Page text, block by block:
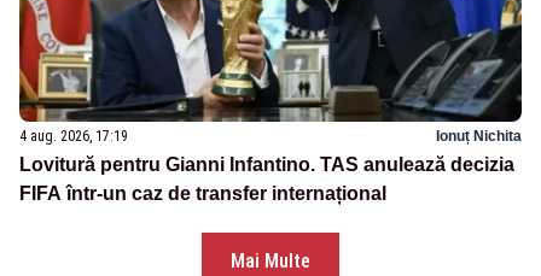
4 aug. 2026, 17:19 Ionuț Nichita
Lovitură pentru Gianni Infantino. TAS anulează decizia
FIFA într-un caz de transfer internațional
Mai Multe